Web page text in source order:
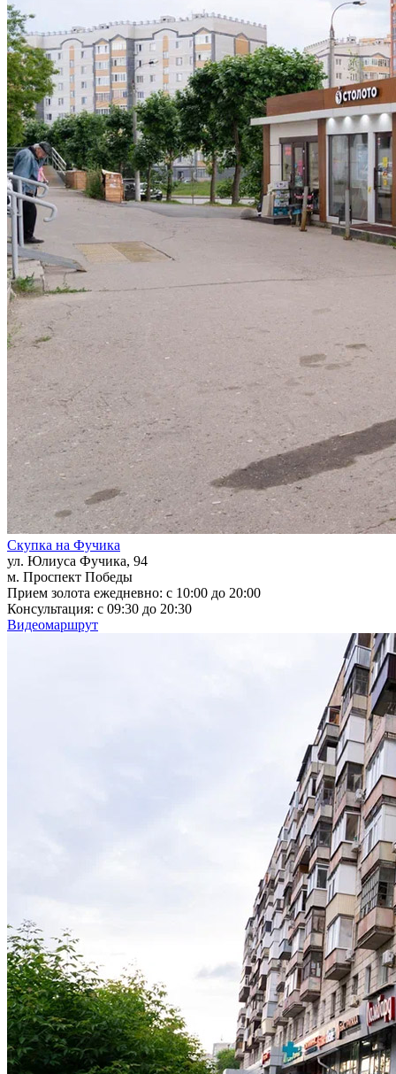
Скупка на Фучика
ул. Юлиуса Фучика, 94
м. Проспект Победы
Прием золота ежедневно: с 10:00 до 20:00
Консультация: с 09:30 до 20:30
Видеомаршрут